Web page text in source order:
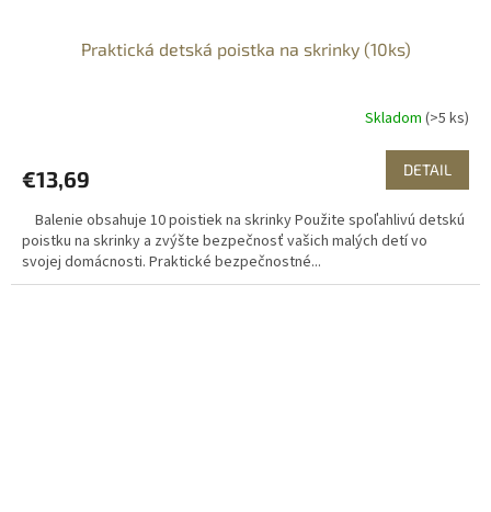
Praktická detská poistka na skrinky (10ks)
Skladom (>5 ks)
€13,69 DETAIL
Balenie obsahuje 10 poistiek na skrinky Použite spoľahlivú detskú
poistku na skrinky a zvýšte bezpečnosť vašich malých detí vo
svojej domácnosti. Praktické bezpečnostné...